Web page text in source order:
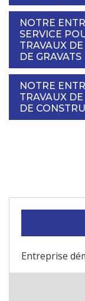
NOTRE
SERVICE
TRAVAUX
DE GRAVATS
NOTRE
TRAVAUX
DE
Entreprise